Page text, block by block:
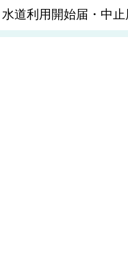
水道利用開始届・中